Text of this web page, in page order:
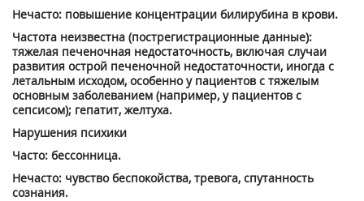
Нечасто: повышение концентрации билирубина в крови.
Частота неизвестна (пострегистрацион­ные данные):
тяжелая печеночная недостаточность, включая случаи
развития острой печеночной недостаточности, иногда с
летальным исходом, особенно у пациентов с тяжелым
основным заболеванием (например, у пациентов с
сепсисом); гепатит, желтуха.
Нарушения психики
Часто: бессонница.
Нечасто: чувство беспокойства, тревога, спутанность
сознания.